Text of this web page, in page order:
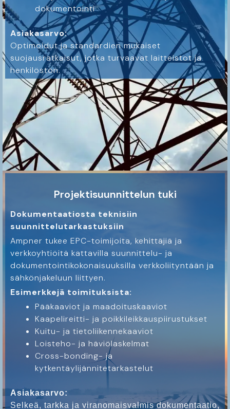
dokumentointi
Asiakasarvo:
Optimoidut ja standardien mukaiset
suojausratkaisut, jotka turvaavat laitteistot ja
henkilöstön.
Projektisuunnittelun tuki
Dokumentaatiosta teknisiin
suunnittelutarkastuksiin
Ampner tukee EPC-toimijoita, kehittäjiä ja
verkkoyhtiöitä kattavilla suunnittelu- ja
dokumentointikokonaisuuksilla verkkoliityntään ja
sähkönjakeluun liittyen.
Esimerkkejä toimituksista:
Pääkaaviot ja maadoituskaaviot
Kaapelireitti- ja poikkileikkauspiirustukset
Kuitu- ja tietoliikennekaaviot
Loisteho- ja häviölaskelmat
Cross-bonding- ja
kytkentäylijännitetarkastelut
Asiakasarvo:
Selkeä, tarkka ja viranomaisvalmis dokumentaatio,